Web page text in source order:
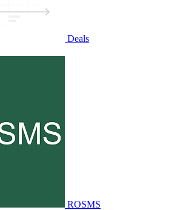
Deals
ROSMS